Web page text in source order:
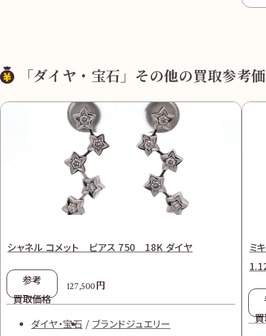
「ダイヤ・宝石」その他の買取参考
シャネル コメット ピアス 750 18K ダイヤ
参考
買取価格
127,500円
ダイヤ・宝石 ブランドジュエリー
ミ